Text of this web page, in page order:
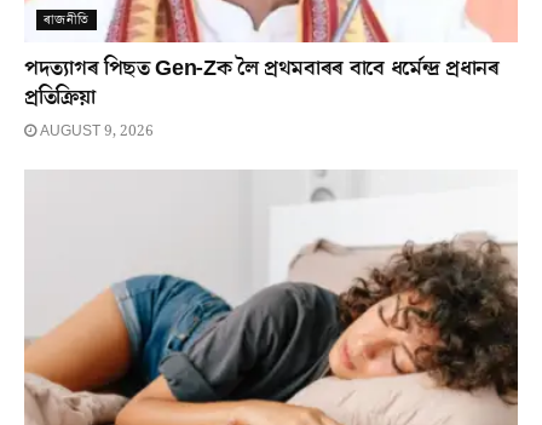
ৰাজনীতি
পদত্যাগৰ পিছত Gen-Zক লৈ প্ৰথমবাৰৰ বাবে ধৰ্মেন্দ্ৰ প্ৰধানৰ
প্ৰতিক্ৰিয়া
AUGUST 9, 2026